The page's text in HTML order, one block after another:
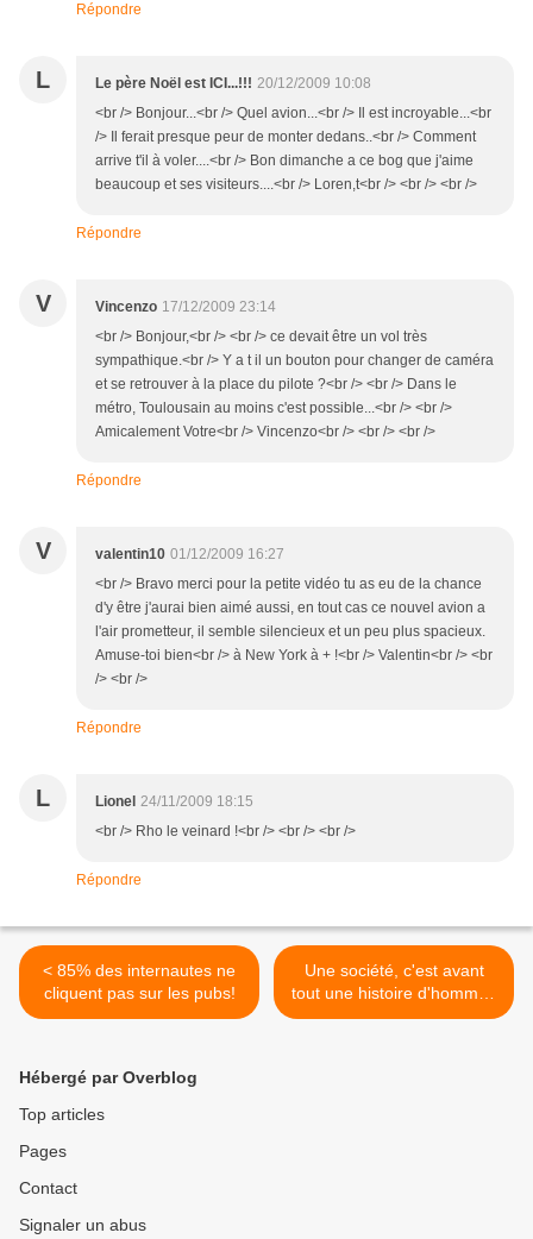
Répondre
L Le père Noël est ICI...!!! 20/12/2009 10:08
<br /> Bonjour...<br /> Quel avion...<br /> Il est incroyable...<br
/> Il ferait presque peur de monter dedans..<br /> Comment
arrive t'il à voler....<br /> Bon dimanche a ce bog que j'aime
beaucoup et ses visiteurs....<br /> Loren,t<br /> <br /> <br />
Répondre
V Vincenzo 17/12/2009 23:14
<br /> Bonjour,<br /> <br /> ce devait être un vol très
sympathique.<br /> Y a t il un bouton pour changer de caméra
et se retrouver à la place du pilote ?<br /> <br /> Dans le
métro, Toulousain au moins c'est possible...<br /> <br />
Amicalement Votre<br /> Vincenzo<br /> <br /> <br />
Répondre
V valentin10 01/12/2009 16:27
<br /> Bravo merci pour la petite vidéo tu as eu de la chance
d'y être j'aurai bien aimé aussi, en tout cas ce nouvel avion a
l'air prometteur, il semble silencieux et un peu plus spacieux.
Amuse-toi bien<br /> à New York à + !<br /> Valentin<br /> <br
/> <br />
Répondre
L Lionel 24/11/2009 18:15
<br /> Rho le veinard !<br /> <br /> <br />
Répondre
< 85% des internautes ne
cliquent pas sur les pubs!
Une société, c'est avant
tout une histoire d'hommes
>
Hébergé par Overblog
Top articles
Pages
Contact
Signaler un abus